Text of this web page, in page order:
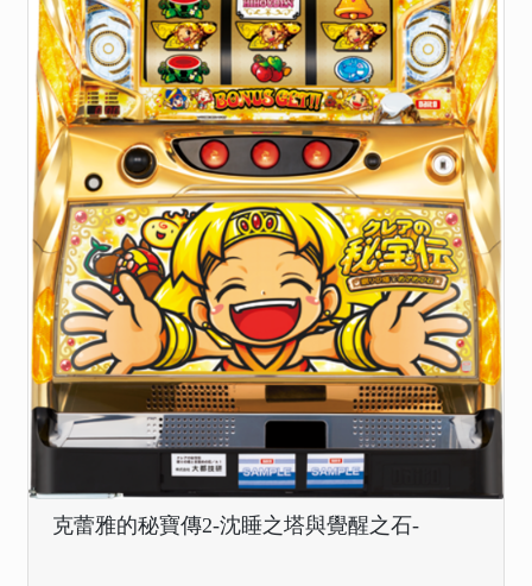
克蕾雅的秘寶傳2-沈睡之塔與覺醒之石-